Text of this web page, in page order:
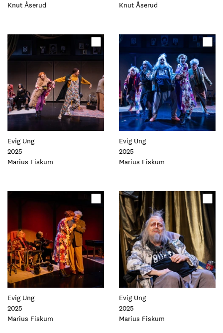
Foto:
Knut Åserud
Foto:
Knut Åserud
Oppdater
dette
elementet
Evig Ung
2025
Foto:
Marius Fiskum
Oppdater
elementet
Evig Ung
2025
Foto:
Marius Fiskum
elementet
Evig Ung
2025
Foto:
Marius Fiskum
Oppdater
dette
elementet
Evig Ung
2025
Foto:
Marius Fiskum